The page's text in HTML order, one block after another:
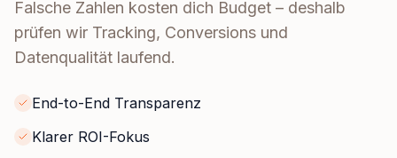
Falsche Zahlen kosten dich Budget – deshalb
prüfen wir Tracking, Conversions und
Datenqualität laufend.
End-to-End Transparenz
Klarer ROI-Fokus